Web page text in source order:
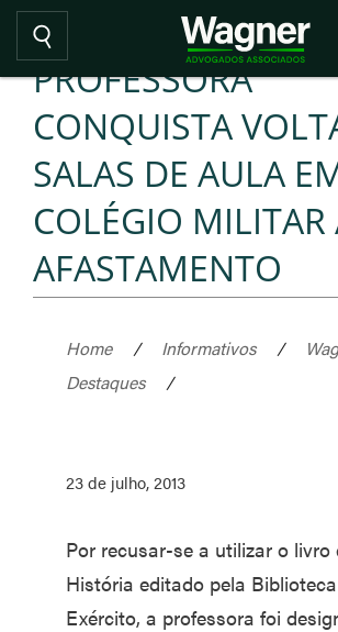
PROFESSORA
CONQUISTA
SALAS DE AULA
COLÉGIO MILITAR
AFASTAMENTO
Home / Informativos /
Destaques
/
23 de julho, 2013
Por recusar-se a utilizar o livro
História editado pela
Exército, a professora foi